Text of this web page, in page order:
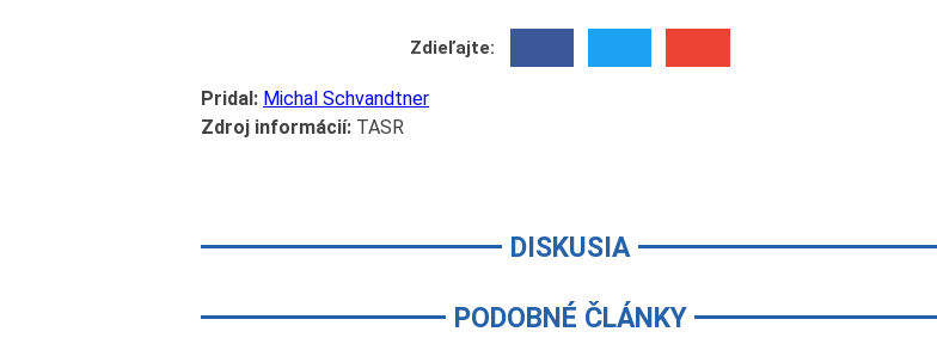
Zdieľajte:
Pridal: Michal Schvandtner
Zdroj informácií: TASR
DISKUSIA
PODOBNÉ ČLÁNKY